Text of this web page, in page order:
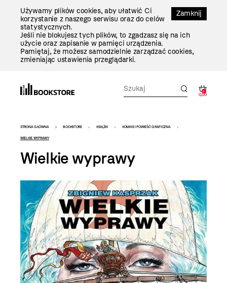
Zamknij
Używamy plików cookies, aby ułatwić Ci
korzystanie z naszego serwisu oraz do celów
statystycznych.
Jeśli nie blokujesz tych plików, to zgadzasz się na ich
użycie oraz zapisanie w pamięci urządzenia.
Pamiętaj, że możesz samodzielnie zarządzać cookies,
zmieniając ustawienia przeglądarki.
0
0,00
Bookstore
-
szablon
STRONA GŁÓWNA BOOKSTORE KSIĄŻKI KOMIKS I POWIEŚĆ GRAFICZNA
WIELKIE WYPRAWY
Wielkie wyprawy